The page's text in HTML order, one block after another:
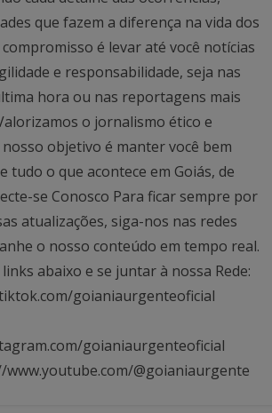
que fazem a diferença na vida dos
é levar até você notícias
e responsabilidade, seja nas
hora ou nas reportagens mais
o jornalismo ético e
objetivo é manter você bem
tudo o que acontece em Goiás, de
se Conosco Para ficar sempre por
atualizações, siga-nos nas redes
o nosso conteúdo em tempo real.
abaixo e se juntar à nossa Rede:
goianiaurgenteoficial
goianiaurgenteoficial
@goianiaurgente